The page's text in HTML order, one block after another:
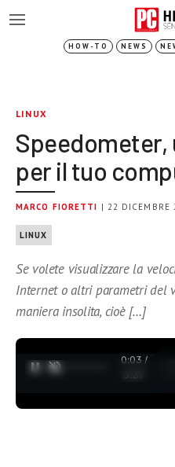
HOW-TO NEWS
LINUX
per il tuo
MARCO FIORETTI | 22 DICEMBRE
LINUX
Se volete visualizzare la
Internet o altri parametri del
maniera insolita, cioè […]
0:03 /
3:37